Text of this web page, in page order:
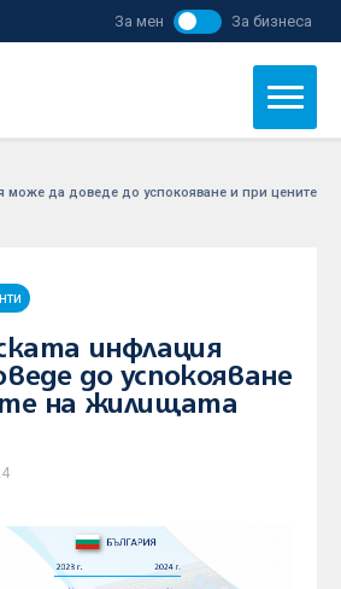
За мен За бизнеса
може да доведе до успокояване и при цените
инфлация
до успокояване
на жилищата